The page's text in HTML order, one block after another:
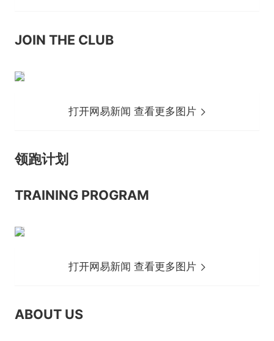
JOIN THE CLUB
打开网易新闻 查看更多图片
领跑计划
TRAINING PROGRAM
打开网易新闻 查看更多图片
ABOUT US